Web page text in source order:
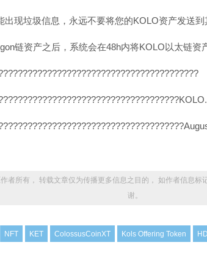
出现垃圾信息，永远不要将您的KOLO资产发送到
链资产之后，系统会在48h内将KOLO以太链资
者所有， 转载文章仅为传播更多信息之目的， 如作者信息标
谢。
NFT KET ColossusCoinXT Kols Offering Token